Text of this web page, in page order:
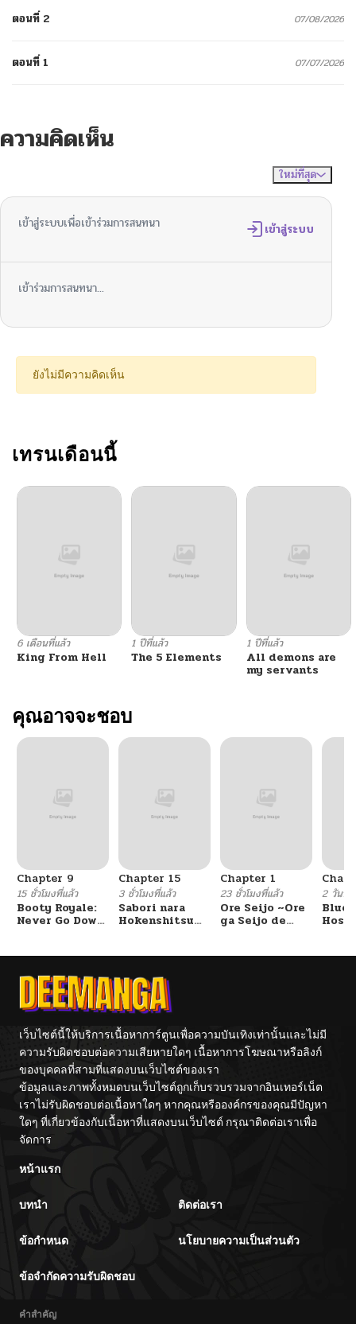
ตอนที่ 2 07/08/2026
ตอนที่ 1 07/07/2026
ความคิดเห็น
ใหม่ที่สุด
เข้าสู่ระบบเพื่อเข้าร่วมการสนทนา เข้าสู่ระบบ
เข้าร่วมการสนทนา...
ยังไม่มีความคิดเห็น
เทรนเดือนนี้
6 เดือนที่แล้ว
King From Hell
1 ปีที่แล้ว
The 5 Elements
1 ปีที่แล้ว
All demons are
my servants
คุณอาจจะชอบ
Chapter 9
15 ชั่วโมงที่แล้ว
Booty Royale:
Never Go Down
Chapter 15
3 ชั่วโมงที่แล้ว
Sabori nara
Hokenshitsu
Chapter 1
23 ชั่วโมงที่แล้ว
Ore Seijo ~Ore
ga Seijo de
Tag Otome
2 วันที่แ
Blue
เว็บไซต์นี้ให้บริการเนื้อหาการ์ตูนเพื่อความบันเทิงเท่านั้นและไม่มี
ความรับผิดชอบต่อความเสียหายใดๆ เนื้อหาการโฆษณาหรือลิงก์
ของบุคคลที่สามที่แสดงบนเว็บไซต์ของเรา
ข้อมูลและภาพทั้งหมดบนเว็บไซต์ถูกเก็บรวบรวมจากอินเทอร์เน็ต
เราไม่รับผิดชอบต่อเนื้อหาใดๆ หากคุณหรือองค์กรของคุณมีปัญหา
ใดๆ ที่เกี่ยวข้องกับเนื้อหาที่แสดงบนเว็บไซต์ กรุณาติดต่อเราเพื่อ
จัดการ
หน้าแรก
บทนำ ติดต่อเรา
ข้อกำหนด นโยบายความเป็นส่วนตัว
ข้อจำกัดความรับผิดชอบ
คำสำคัญ